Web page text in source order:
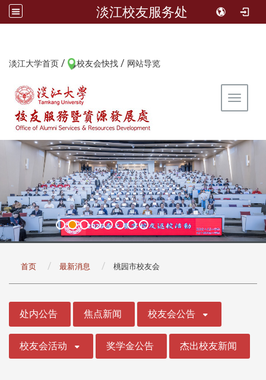
淡江校友服务处
淡江大学首页 / 校友会快找 / 网站导览
Toggle
首页 最新消息 桃园市校友会
处内公告 焦点新闻 校友会公告
校友会活动 奖学金公告 杰出校友新闻